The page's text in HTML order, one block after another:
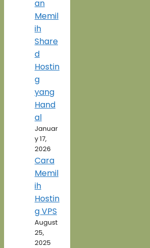
an
Memil
ih
Share
d
Hostin
g
yang
Hand
al
Januar
y 17,
2026
Cara
Memil
ih
Hostin
g VPS
August
25,
2025